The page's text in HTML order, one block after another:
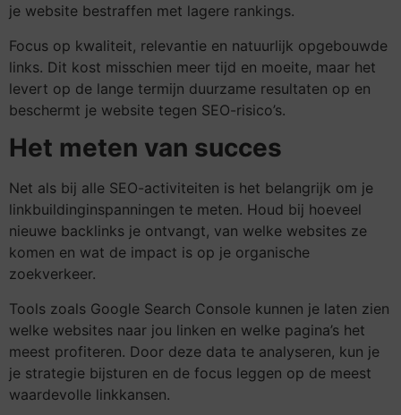
je website bestraffen met lagere rankings.
Focus op kwaliteit, relevantie en natuurlijk opgebouwde
links. Dit kost misschien meer tijd en moeite, maar het
levert op de lange termijn duurzame resultaten op en
beschermt je website tegen SEO-risico’s.
Het meten van succes
Net als bij alle SEO-activiteiten is het belangrijk om je
linkbuildinginspanningen te meten. Houd bij hoeveel
nieuwe backlinks je ontvangt, van welke websites ze
komen en wat de impact is op je organische
zoekverkeer.
Tools zoals Google Search Console kunnen je laten zien
welke websites naar jou linken en welke pagina’s het
meest profiteren. Door deze data te analyseren, kun je
je strategie bijsturen en de focus leggen op de meest
waardevolle linkkansen.